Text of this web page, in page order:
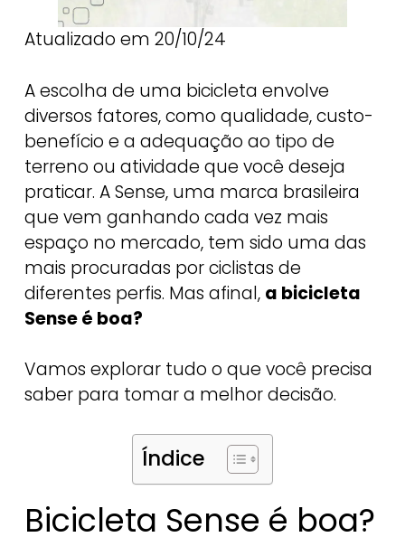
Atualizado em 20/10/24
A escolha de uma bicicleta envolve
diversos fatores, como qualidade, custo-
benefício e a adequação ao tipo de
terreno ou atividade que você deseja
praticar. A Sense, uma marca brasileira
que vem ganhando cada vez mais
espaço no mercado, tem sido uma das
mais procuradas por ciclistas de
diferentes perfis. Mas afinal, a bicicleta
Sense é boa?
Vamos explorar tudo o que você precisa
saber para tomar a melhor decisão.
Índice
Bicicleta Sense é boa?